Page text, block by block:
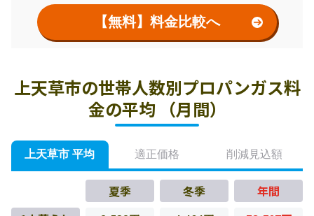
【無料】料金比較へ
上天草市の世帯人数別プロパンガス料
金の平均 （月間）
上天草市 平均 適正価格 削減見込額
夏季 冬季
年間